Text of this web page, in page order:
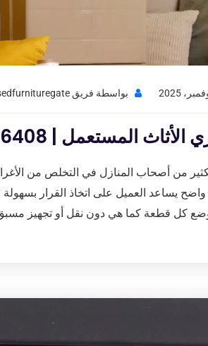
بواسطة فريق Usedfurnituregate
المستعمل | 97776408
من أصحاب المنازل في التخلص من
يساعد العميل على اتخاذ القرار
كل قطعة كما هي دون نقل أو تجهيز مسبق